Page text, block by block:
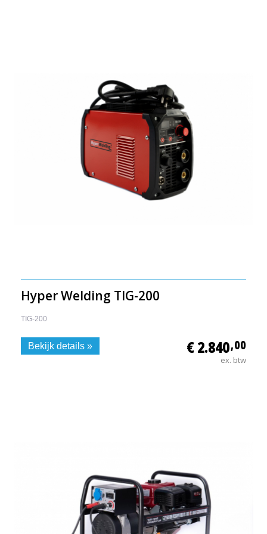
Hyper Welding TIG-200
TIG-200
€ 2.840,00
ex. btw
Bekijk details »